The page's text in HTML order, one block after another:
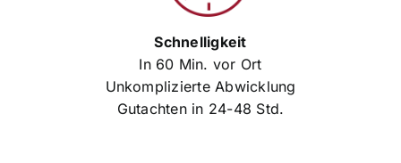
Schnelligkeit
In 60 Min. vor Ort
Unkomplizierte Abwicklung
Gutachten in 24-48 Std.